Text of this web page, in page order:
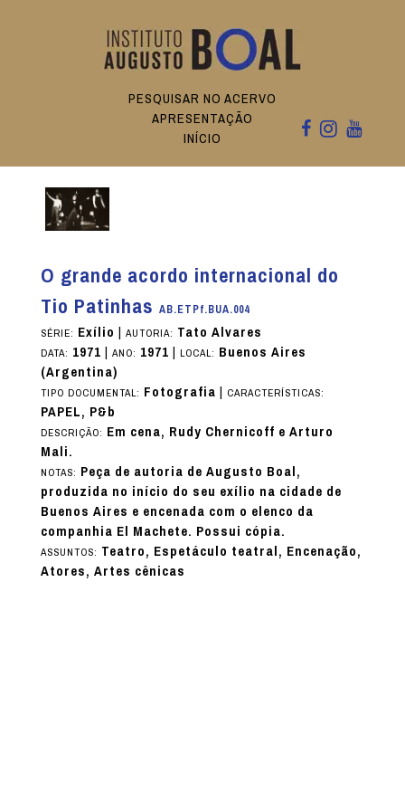
PESQUISAR NO ACERVO
APRESENTAÇÃO
INÍCIO
O grande acordo internacional do
Tio Patinhas AB.ETPf.BUA.004
SÉRIE: Exílio | AUTORIA: Tato Alvares
DATA: 1971| ANO: 1971| LOCAL: Buenos Aires
(Argentina)
TIPO DOCUMENTAL: Fotografia| CARACTERÍSTICAS:
PAPEL, P&b
DESCRIÇÃO: Em cena, Rudy Chernicoff e Arturo
Mali.
NOTAS: Peça de autoria de Augusto Boal,
produzida no início do seu exílio na cidade de
Buenos Aires e encenada com o elenco da
companhia El Machete. Possui cópia.
ASSUNTOS: Teatro, Espetáculo teatral, Encenação,
Atores, Artes cênicas